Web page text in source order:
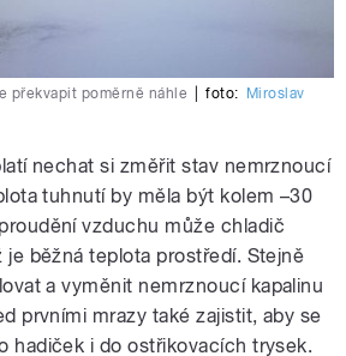
překvapit poměrně náhle foto:
Miroslav
nechat si změřit stav nemrznoucí
tuhnutí by měla být kolem –30
vzduchu může chladič
běžná teplota prostředí. Stejně
a vyměnit nemrznoucí kapalinu
prvními mrazy také zajistit, aby se
hadiček i do ostřikovacích trysek.